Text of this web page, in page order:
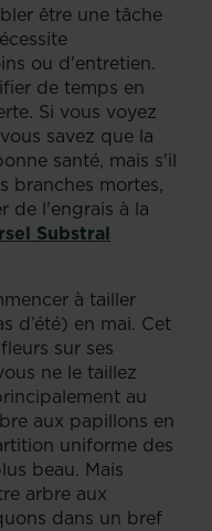
être une tâche
ou d'entretien.
de temps en
Si vous voyez
savez que la
santé, mais s'il
branches mortes,
de l'engrais à la
Substral
à tailler
d’été) en mai. Cet
sur ses
ne le taillez
au
aux papillons en
uniforme des
beau. Mais
arbre aux
dans un bref